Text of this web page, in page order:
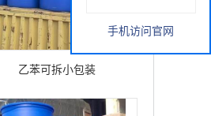
乙苯可拆小包装
手机访问官网